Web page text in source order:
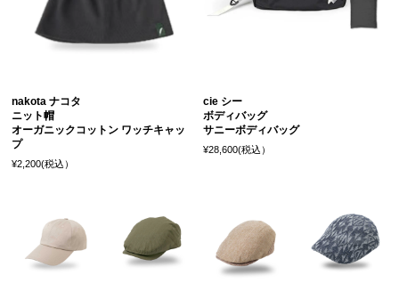
nakota ナコタ
ニット帽
オーガニックコットン ワッチキャッ
プ
¥2,200(税込）
cie シー
ボディバッグ
サニーボディバッグ
¥28,600(税込）